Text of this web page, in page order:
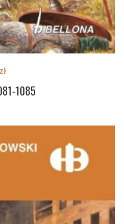
1085
zł